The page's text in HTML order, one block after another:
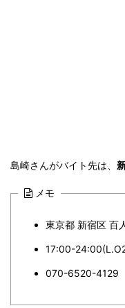
島崎さんがバイト先は、
メモ
東京都 新宿区 百
17:00-
070-6520-4129